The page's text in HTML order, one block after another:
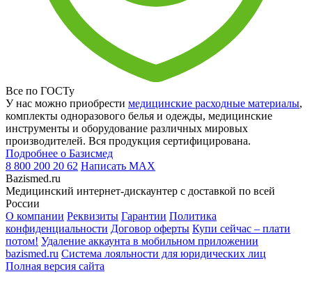
Все по ГОСТу
У нас можно приобрести медицинские расходные материалы,
комплекты одноразового белья и одежды, медицинские
инструменты и оборудование различных мировых
производителей. Вся продукция сертифицирована.
Подробнее о Базисмед
8 800 200 20 62 Написать MAX
Bazismed.ru
Медицинский интернет-дискаунтер с доставкой по всей
России
О компании Реквизиты Гарантии Политика
конфиденциальности Договор оферты Купи сейчас – плати
потом! Удаление аккаунта в мобильном приложении
bazismed.ru Система лояльности для юридических лиц
Полная версия сайта